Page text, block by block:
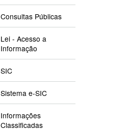
Consultas Públicas
Lei - Acesso a
Informação
SIC
Sistema e-SIC
Informações
Classificadas